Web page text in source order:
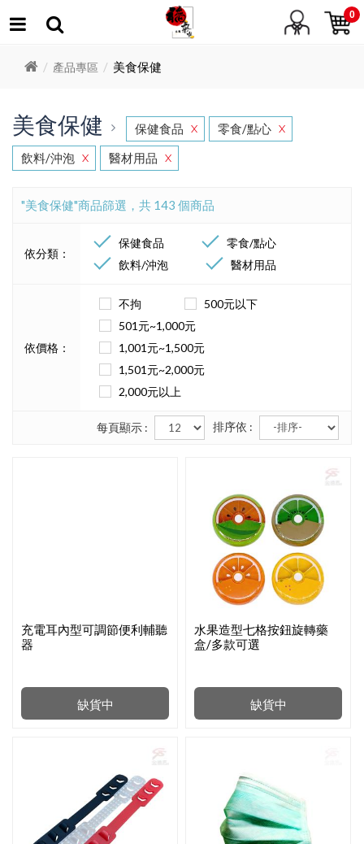
0
產品專區 美食保健
美食保健 保健食品 X 零食/點心 X
飲料/沖泡 X 醫材用品 X
"美食保健"商品篩選，共 143 個商品
依分類：
保健食品
零食/點心
飲料/沖泡
醫材用品
依價格：
不拘
500元以下
501元~1,000元
1,001元~1,500元
1,501元~2,000元
2,000元以上
排序依 :
每頁顯示 :
缺貨中
充電耳內型可調節便利輔聽
器
缺貨中
水果造型七格按鈕旋轉藥
盒/多款可選